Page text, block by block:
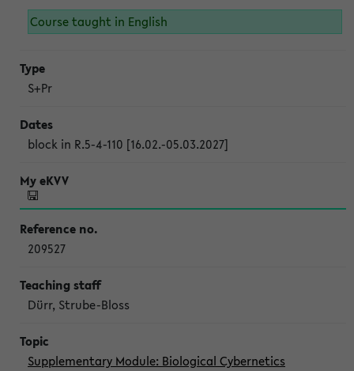
Course taught in English
S+Pr
block in R.5-4-110 [16.02.-05.03.2027]
209527
Dürr, Strube-Bloss
Supplementary Module: Biological Cybernetics